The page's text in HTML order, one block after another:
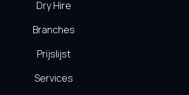
Dry Hire
Branches
Prijslijst
Services